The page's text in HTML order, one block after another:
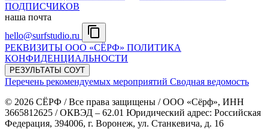
ПОДПИСЧИКОВ
наша почта
hello@surfstudio.ru
РЕКВИЗИТЫ ООО «СЁРФ» ПОЛИТИКА
КОНФИДЕНЦИАЛЬНОСТИ
РЕЗУЛЬТАТЫ СОУТ
Перечень рекомендуемых мероприятий Сводная ведомость
© 2026 СЁРФ / Все права защищены / ООО «Сёрф», ИНН
3665812625 / ОКВЭД – 62.01 Юридический адрес: Российская
Федерация, 394006, г. Воронеж, ул. Станкевича, д. 16